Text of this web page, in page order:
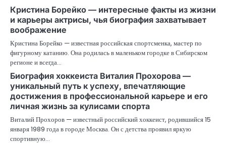
Кристина Борейко — интересные факты из жизни
и карьеры актрисы, чья биография захватывает
воображение
Кристина Борейко — известная российская спортсменка, мастер по
фигурному катанию. Она родилась в маленьком городке в Сибирском
регионе и всегда…
Биография хоккеиста Виталия Прохорова —
уникальный путь к успеху, впечатляющие
достижения в профессиональной карьере и его
личная жизнь за кулисами спорта
Виталий Прохоров — известный российский хоккеист, родившийся 15
января 1989 года в городе Москва. Он с детства проявил яркую
спортивную…